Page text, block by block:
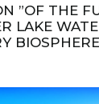
”OF THE
LAKE